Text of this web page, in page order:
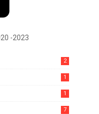
-2023
2
1
1
7